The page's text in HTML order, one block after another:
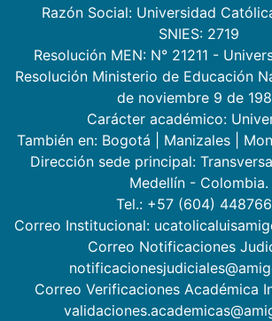
Razón Social: Universidad
SNIES: 2719
Resolución MEN: N° 21211 -
Resolución Ministerio de Educación
de noviembre 9 de
Carácter académico:
También en: Bogotá Manizales
Dirección sede principal:
Medellín - Colombia.
Tel.: +57 (604)
Correo Institucional:
Correo Notificaciones
Correo Verificaciones Académica